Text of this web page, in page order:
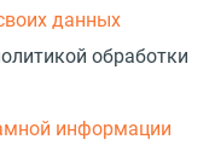
данных
обработки
информации